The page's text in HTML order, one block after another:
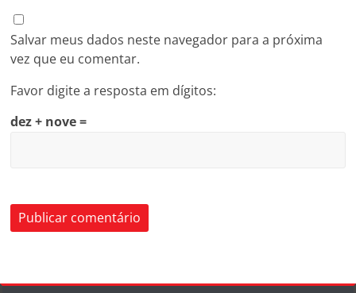
Salvar meus dados neste navegador para a próxima
vez que eu comentar.
Favor digite a resposta em dígitos:
dez + nove =